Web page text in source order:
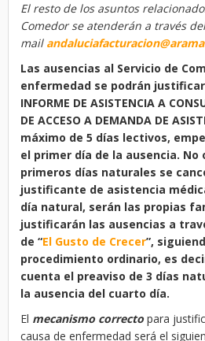
El resto de los asuntos
Comedor se atenderán a través del
mail
Las ausencias al Servicio de
enfermedad se podrán
INFORME DE ASISTENCIA A
DE ACCESO A DEMANDA DE
máximo de 5 días lectivos,
el primer día de la ausencia. No
primeros días naturales se
justificante de asistencia
día natural, serán las propias
justificarán las ausencias a
de “El Gusto de Crecer”,
procedimiento ordinario, es
cuenta el preaviso de 3 días
la ausencia del cuarto día.
El mecanismo correctopara
causa de enfermedad será el